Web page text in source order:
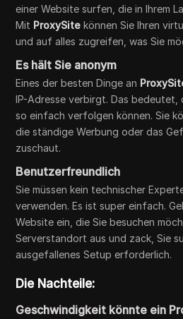
einer Website surfen, die in Ihrem
Mit ProxySite können Sie Ihren
und auf alles zugreifen, was Sie
Es hält Sie anonym
Eines der besten Dinge an
IP-Adresse verbirgt. Das bedeutet,
so einfach verfolgen können. Sie
die ständige Werbung oder das
zuschaut.
Benutzerfreundlich
Sie müssen kein technischer
verwenden. Es ist super einfach.
Website ein, die Sie besuchen
Serverstandort aus und zack, Sie
ausgefallenes Setup erforderlich.
Die Nachteile:
Geschwindigkeit könnte ein